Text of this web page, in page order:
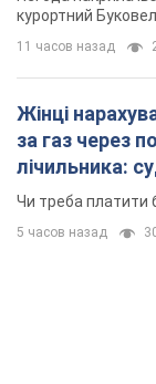
курортний
11 часов назад
Жінці
за газ через
лічильника:
неочікуване
Чи треба платити
5 часов назад